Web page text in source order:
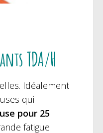
TDA/H
Idéalement
qui
pour 25
fatigue